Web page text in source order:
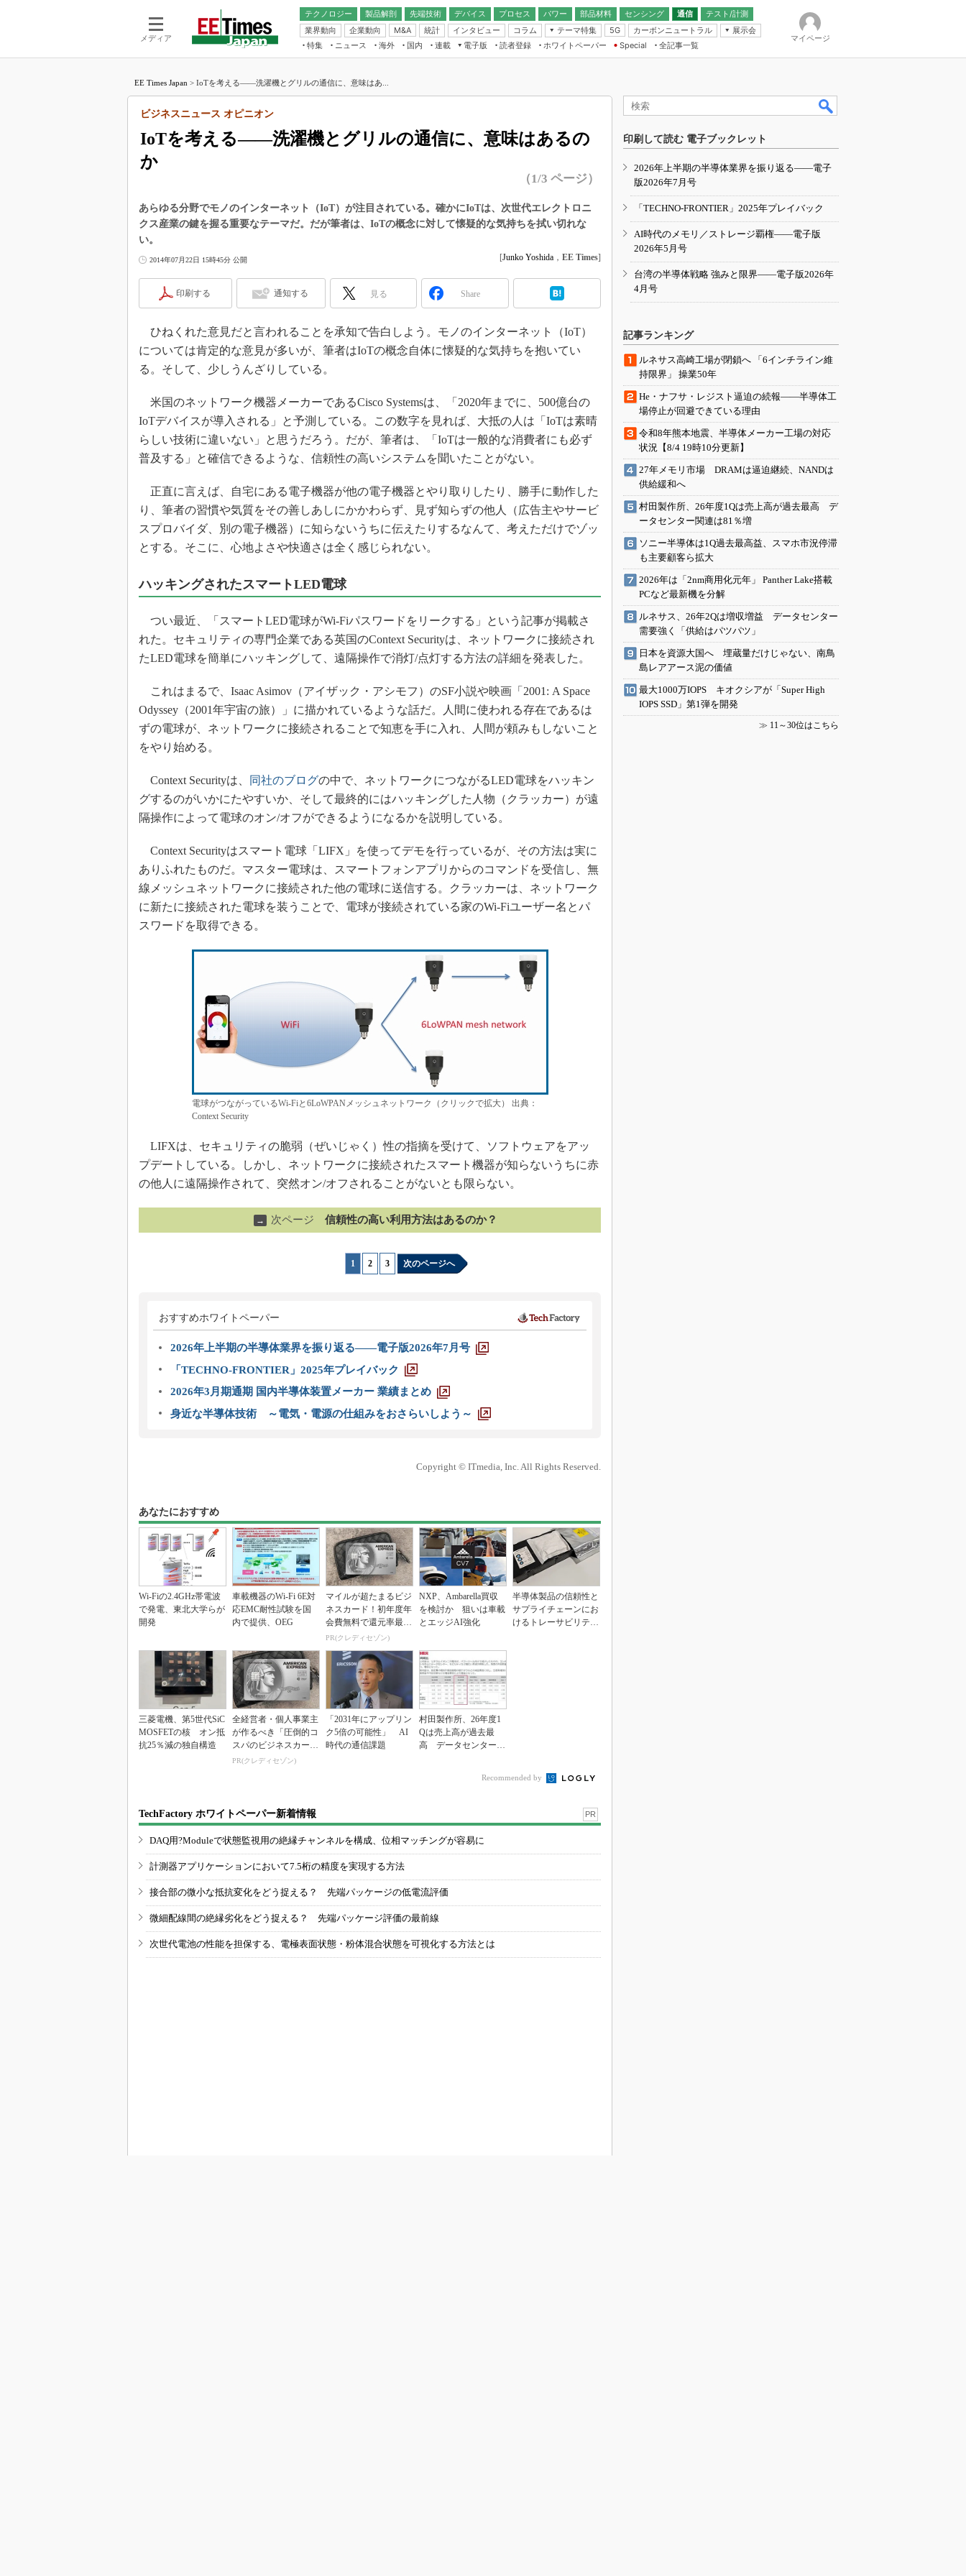
メディア
テクノロジー 製品解剖
先端技術
電池／エネルギー
デバイス
アナログ
マイコン
プロセス パワー 部品材料 センシング
通信
無線
テスト/計測
業界動向
企業動向 M&A 統計 インタビュー コラム
テーマ特集
フィジカルAI
読者調査（EE Times Research）
電源設計（EDN Japan）
エレクトロニクス入門（EDN
5G カーボンニュートラル
展示会
IoT・エッジコンピューティング
EXPO
TECHNO-FRONTIER
人とくるま展
特集 ニュース 海外 国内
連載
福田昭のデバイス通信
大山聡の業界スコープ
世界を「数字」で回してみよう
で起こること
製品分解で探るアジアの新トレンド
光伝送技術を知る
“異端児エンジニア”が仕掛けた社内
JASA発IoT通信
IHSアナリスト「未来展望」
ための新行動論
電子版
電子ブックレット
読者登録 ホワイトペーパー
Special
全記事一覧
マイページ
EE Times Japan > IoTを考える――洗濯機とグリルの通信に、意味はあ...
IoTを考える――洗濯機とグリルの通信に、意味はあるの
か
ビジネスニュース オピニオン
（1/3 ページ）
あらゆる分野でモノのインターネット（IoT）が注目されている。確かにIoTは、次世代エレクトロニ
クス産業の鍵を握る重要なテーマだ。だが筆者は、IoTの概念に対して懐疑的な気持ちを拭い切れな
い。
2014年07月22日 15時45分 公開 [Junko Yoshida ， EE Times]
印刷する 通知する 見る Share
ひねくれた意見だと言われることを承知で告白しよう。モノのインターネット（IoT）
については肯定的な意見が多いが、筆者はIoTの概念自体に懐疑的な気持ちを抱いてい
る。そして、少しうんざりしている。
米国のネットワーク機器メーカーであるCisco Systemsは、「2020年までに、500億台の
IoTデバイスが導入される」と予測している。この数字を見れば、大抵の人は「IoTは素晴
らしい技術に違いない」と思うだろう。だが、筆者は、「IoTは一般的な消費者にも必ず
普及する」と確信できるような、信頼性の高いシステムを聞いたことがない。
正直に言えば、自宅にある電子機器が他の電子機器とやり取りしたり、勝手に動作した
り、筆者の習慣や気質をその善しあしにかかわらず、見ず知らずの他人（広告主やサービ
スプロバイダ、別の電子機器）に知らないうちに伝えたりするなんて、考えただけでゾッ
とする。そこに、心地よさや快適さは全く感じられない。
ハッキングされたスマートLED電球
つい最近、「スマートLED電球がWi-Fiパスワードをリークする」という記事が掲載さ
れた。セキュリティの専門企業である英国のContext Securityは、ネットワークに接続され
たLED電球を簡単にハッキングして、遠隔操作で消灯/点灯する方法の詳細を発表した。
これはまるで、Isaac Asimov（アイザック・アシモフ）のSF小説や映画「2001: A Space
Odyssey（2001年宇宙の旅）」に描かれているような話だ。人間に使われる存在であるは
ずの電球が、ネットワークに接続されることで知恵を手に入れ、人間が頼みもしないこと
をやり始める。
Context Securityは、 同社のブログの中で、ネットワークにつながるLED電球をハッキン
グするのがいかにたやすいか、そして最終的にはハッキングした人物（クラッカー）が遠
隔操作によって電球のオン/オフができるようになるかを説明している。
Context Securityはスマート電球「LIFX」を使ってデモを行っているが、その方法は実に
ありふれたものだ。マスター電球は、スマートフォンアプリからのコマンドを受信し、無
線メッシュネットワークに接続された他の電球に送信する。クラッカーは、ネットワーク
に新たに接続された電球を装うことで、電球が接続されている家のWi-Fiユーザー名とパ
スワードを取得できる。
電球がつながっているWi-Fiと6LoWPANメッシュネットワーク（クリックで拡大） 出典：
Context Security
LIFXは、セキュリティの脆弱（ぜいじゃく）性の指摘を受けて、ソフトウェアをアッ
プデートしている。しかし、ネットワークに接続されたスマート機器が知らないうちに赤
の他人に遠隔操作されて、突然オン/オフされることがないとも限らない。
→ 次ページ 信頼性の高い利用方法はあるのか？
1 2 3 次のページへ
おすすめホワイトペーパー
2026年上半期の半導体業界を振り返る――電子版2026年7月号
「TECHNO-FRONTIER」2025年プレイバック
2026年3月期通期 国内半導体装置メーカー 業績まとめ
身近な半導体技術 ～電気・電源の仕組みをおさらいしよう～
Copyright © ITmedia, Inc. All Rights Reserved.
あなたにおすすめ
Wi-Fiの2.4GHz帯電波
で発電、東北大学らが
開発
車載機器のWi-Fi 6E対
応EMC耐性試験を国
内で提供、OEG
マイルが超たまるビジ
ネスカード！初年度年
会費無料で還元率最大
1.125%
PR(クレディセゾン)
NXP、Ambarella買収
を検討か 狙いは車載
とエッジAI強化
半導体製品の信頼性と
サプライチェーンにお
けるトレーサビリティ
三菱電機、第5世代SiC
MOSFETの核 オン抵
抗25％減の独自構造
全経営者・個人事業主
が作るべき「圧倒的コ
スパのビジネスカー
ド」
PR(クレディセゾン)
「2031年にアップリン
ク5倍の可能性」 AI
時代の通信課題
村田製作所、26年度1
Qは売上高が過去最
高 データセンター関
Recommended by
TechFactory ホワイトペーパー新着情報 PR
DAQ用?Moduleで状態監視用の絶縁チャンネルを構成、位相マッチングが容易に
計測器アプリケーションにおいて7.5桁の精度を実現する方法
接合部の微小な抵抗変化をどう捉える？ 先端パッケージの低電流評価
微細配線間の絶縁劣化をどう捉える？ 先端パッケージ評価の最前線
次世代電池の性能を担保する、電極表面状態・粉体混合状態を可視化する方法とは
印刷して読む 電子ブックレット
2026年上半期の半導体業界を振り返る――電子
版2026年7月号
「TECHNO-FRONTIER」2025年プレイバック
AI時代のメモリ／ストレージ覇権――電子版
2026年5月号
台湾の半導体戦略 強みと限界――電子版2026年
4月号
記事ランキング
ルネサス高崎工場が閉鎖へ 「6インチライン維
持限界」 操業50年
He・ナフサ・レジスト逼迫の続報――半導体工
場停止が回避できている理由
令和8年熊本地震、半導体メーカー工場の対応
状況【8/4 19時10分更新】
27年メモリ市場 DRAMは逼迫継続、NANDは
供給緩和へ
村田製作所、26年度1Qは売上高が過去最高 デ
ータセンター関連は81％増
ソニー半導体は1Q過去最高益、スマホ市況停滞
も主要顧客ら拡大
2026年は「2nm商用化元年」 Panther Lake搭載
PCなど最新機を分解
ルネサス、26年2Qは増収増益 データセンター
需要強く「供給はパツパツ」
日本を資源大国へ 埋蔵量だけじゃない、南鳥
島レアアース泥の価値
最大1000万IOPS キオクシアが「Super High
IOPS SSD」第1弾を開発
≫ 11～30位はこちら